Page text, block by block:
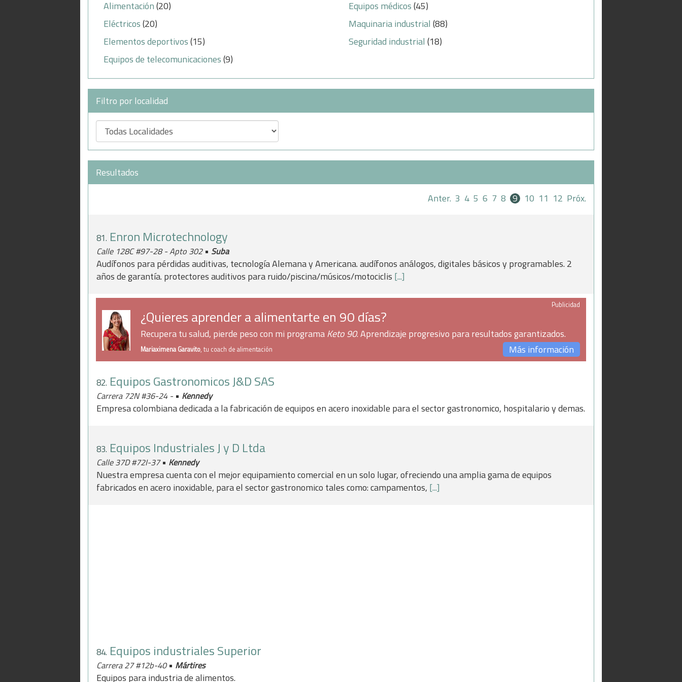
Alimentación(20)
Eléctricos(20)
Elementos deportivos(15)
Equipos de telecomunicaciones(9)
Equipos médicos(45)
Maquinaria industrial (88)
Seguridad industrial (18)
Filtro por localidad
Resultados
Anter. 3 4 5 6 7 8 9 10 11 12 Próx.
81. Enron Microtechnology
Calle 128C #97-28 - Apto 302 • Suba
Audífonos para pérdidas auditivas, tecnología Alemana y Americana. audífonos análogos, digitales básicos y programables. 2
años de garantía. protectores auditivos para ruido/piscina/músicos/motociclis [...]
Publicidad
¿Quieres aprender a alimentarte en 90 días?
Recupera tu salud, pierde peso con mi programaKeto 90. Aprendizaje progresivo para resultados garantizados.
Mariaximena Garavito, tu coach de alimentación Más información
82. Equipos Gastronomicos J&D SAS
Carrera 72N #36-24 - • Kennedy
Empresa colombiana dedicada a la fabricación de equipos en acero inoxidable para el sector gastronomico, hospitalario y demas.
83. Equipos Industriales J y D Ltda
Calle 37D #72I-37• Kennedy
Nuestra empresa cuenta con el mejor equipamiento comercial en un solo lugar, ofreciendo una amplia gama de equipos
fabricados en acero inoxidable, para el sector gastronomico tales como: campamentos, [...]
84. Equipos industriales Superior
Carrera 27 #12b-40 • Mártires
Equipos para industria de alimentos.